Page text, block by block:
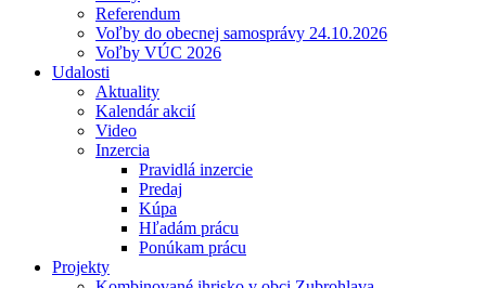
Referendum
Voľby do obecnej samosprávy 24.10.2026
Voľby VÚC 2026
Udalosti
Aktuality
Kalendár akcií
Video
Inzercia
Pravidlá inzercie
Predaj
Kúpa
Hľadám prácu
Ponúkam prácu
Projekty